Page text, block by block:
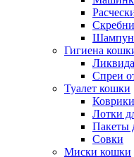
Гигиена
Спреи
Туалет кошки
Лотки
Пакеты
Совки
Миски кошки